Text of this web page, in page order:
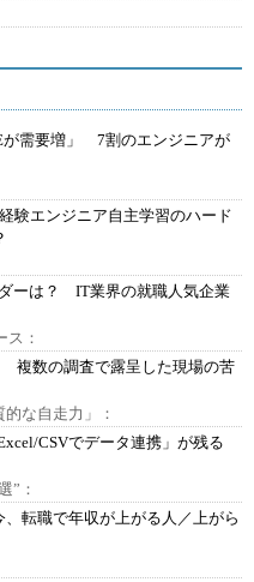
が需要増」 7割のエンジニアが
験エンジニア自主学習のハード
ーは？ IT業界の就職人気企業
ス：
複数の調査で露呈した現場の苦
な自走力」：
CSVでデータ連携」が残る
”：
、転職で年収が上がる人／上がら